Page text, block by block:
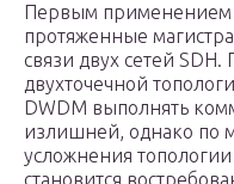
Первым применением
протяженные
связи двух сетей
двухточечной
DWDM выполнять
излишней, однако по
усложнения
становится